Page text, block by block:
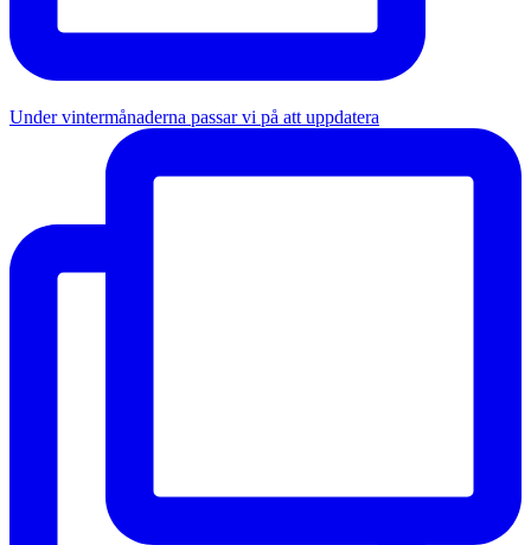
Under vintermånaderna passar vi på att uppdatera